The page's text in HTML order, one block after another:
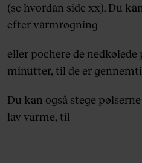
(se hvordan side xx). Du
efter varmrøgning
eller pochere de nedkølede
minutter, til de er
Du kan også stege
lav varme, til